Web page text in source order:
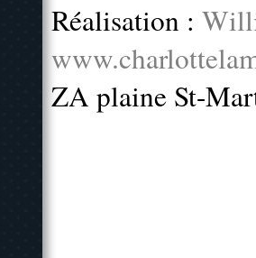
Réalisation :
ZA plaine St-